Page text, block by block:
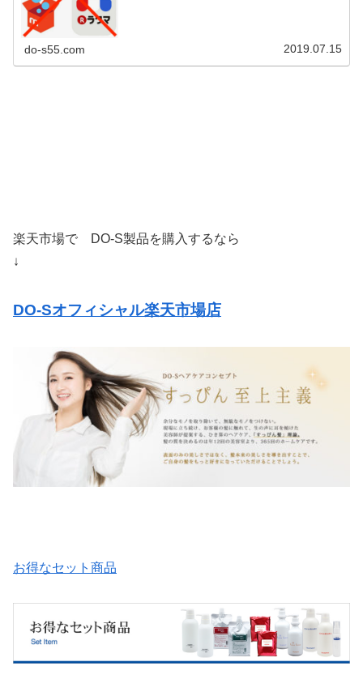
do-s55.com 2019.07.15
楽天市場で DO-S製品を購入するなら
↓
DO-Sオフィシャル楽天市場店
お得なセット商品